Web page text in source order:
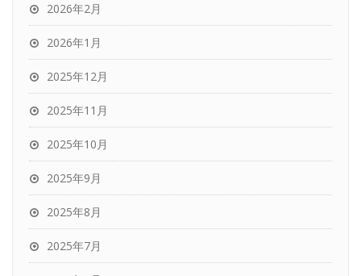
2026年2月
2026年1月
2025年12月
2025年11月
2025年10月
2025年9月
2025年8月
2025年7月